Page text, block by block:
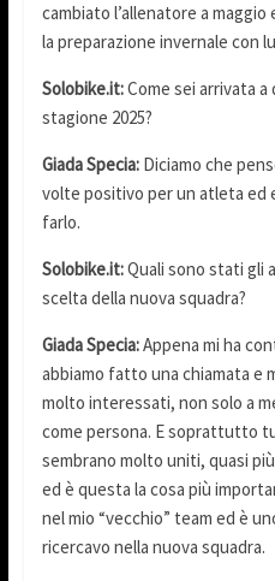
cambiato l’allenatore a
la preparazione invernale con
Solobike.it:Come sei arrivata a
stagione 2025?
Giada Specia:Diciamo che
volte positivo per un atleta ed
farlo.
Solobike.it:Quali sono stati gli
scelta della nuova squadra?
Giada Specia:Appena mi ha
abbiamo fatto una chiamata e
molto interessati, non solo a
come persona. E soprattutto
sembrano molto uniti, quasi
ed è questa la cosa più
nel mio “vecchio” team ed è
ricercavo nella nuova squadra.